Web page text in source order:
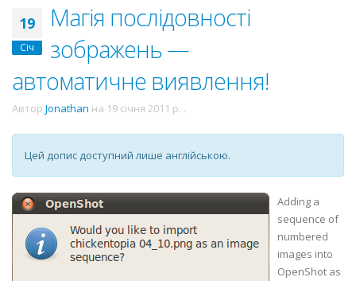
19
Січ
Магія послідовності
зображень —
автоматичне виявлення!
Автор Jonathan на 19 січня 2011 р. .
Цей допис доступний лише англійською.
Adding a
sequence of
numbered
images into
OpenShot as